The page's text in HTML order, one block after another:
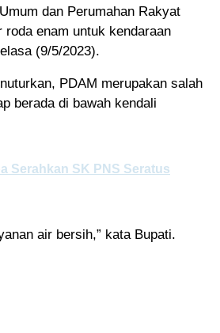
dan Perumahan Rakyat
enam untuk kendaraan
(9/5/2023).
PDAM merupakan salah
berada di bawah kendali
Serahkan SK PNS Seratus
air bersih,” kata Bupati.